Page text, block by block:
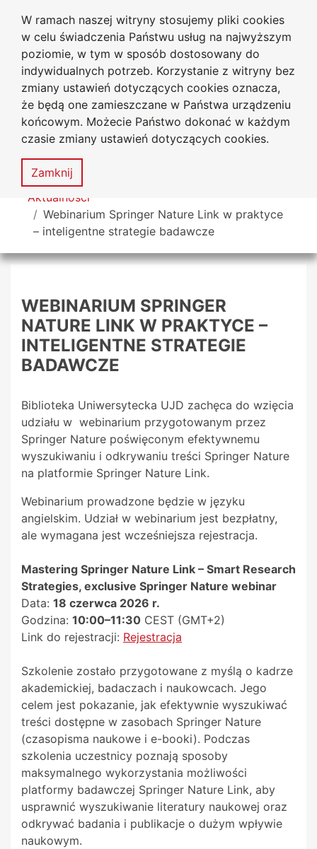
W ramach naszej witryny stosujemy pliki cookies
w celu świadczenia Państwu usług na najwyższym
poziomie, w tym w sposób dostosowany do
indywidualnych potrzeb. Korzystanie z witryny bez
zmiany ustawień dotyczących cookies oznacza,
że będą one zamieszczane w Państwa urządzeniu
końcowym. Możecie Państwo dokonać w każdym
czasie zmiany ustawień dotyczących cookies.
Zamknij
Przejdź do głównego menu
Przejdź do treści
Przejdź do wyszukiwarki
Przejdź do mapy serwisu
Biblioteka Uniwersytecka
Uniwersytetu Jana Długosza
w Częstochowie
Deklaracja
dostępności
Mapa
serwisu
MENU
Tutaj jesteś
Aktualności
Webinarium Springer Nature Link w praktyce
– inteligentne strategie badawcze
WEBINARIUM SPRINGER
NATURE LINK W PRAKTYCE –
INTELIGENTNE STRATEGIE
BADAWCZE
Biblioteka Uniwersytecka UJD zachęca do wzięcia
udziału w webinarium przygotowanym przez
Springer Nature poświęconym efektywnemu
wyszukiwaniu i odkrywaniu treści Springer Nature
na platformie Springer Nature Link.
Webinarium prowadzone będzie w języku
angielskim. Udział w webinarium jest bezpłatny,
ale wymagana jest wcześniejsza rejestracja.
Mastering Springer Nature Link – Smart Research
Strategies, exclusive Springer Nature webinar
Data: 18 czerwca 2026 r.
Godzina: 10:00–11:30 CEST (GMT+2)
Link do rejestracji: Rejestracja
Szkolenie zostało przygotowane z myślą o kadrze
akademickiej, badaczach i naukowcach. Jego
celem jest pokazanie, jak efektywnie wyszukiwać
treści dostępne w zasobach Springer Nature
(czasopisma naukowe i e-booki). Podczas
szkolenia uczestnicy poznają sposoby
maksymalnego wykorzystania możliwości
platformy badawczej Springer Nature Link, aby
usprawnić wyszukiwanie literatury naukowej oraz
odkrywać badania i publikacje o dużym wpływie
naukowym.